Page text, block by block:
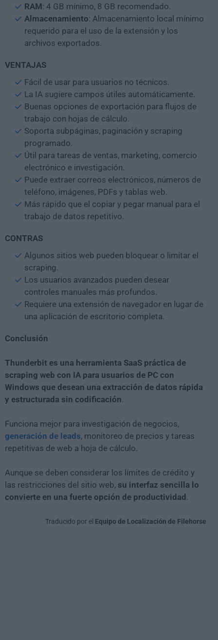
RAM: 4 GB mínimo, 8 GB recomendado.
Almacenamiento: Almacenamiento local mínimo
requerido para el uso de la extensión y los
archivos exportados.
VENTAJAS
Fácil de usar para usuarios no técnicos.
La IA sugiere campos útiles automáticamente.
Buenas opciones de exportación para flujos de
trabajo con hojas de cálculo.
Soporta subpáginas, paginación y scraping
programado.
Útil para tareas de ventas, marketing, comercio
electrónico e investigación.
Puede extraer correos electrónicos, números de
teléfono, imágenes, PDFs y tablas web.
Más rápido que el copiar y pegar manual para el
trabajo de datos repetitivo.
CONTRAS
Algunos sitios web pueden bloquear o limitar el
scraping.
Los usuarios avanzados pueden desear
controles manuales más profundos.
Requiere una extensión de navegador en lugar de
una aplicación de escritorio completa.
Conclusión
Thunderbit es una herramienta SaaS práctica de
scraping web con IA para usuarios de PC con
Windows que desean una extracción de datos rápida
y estructurada sin codificación.
Funciona mejor para investigación de negocios,
generación de leads, monitoreo de precios y tareas
repetitivas de web a hoja de cálculo.
Aunque se deben considerar los límites de crédito y
las restricciones del sitio web, su interfaz sencilla lo
convierte en una fuerte opción de productividad.
Traducido por el Equipo de Localización de Filehorse